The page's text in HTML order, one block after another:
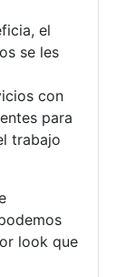
el
se les
con
para
trabajo
look que